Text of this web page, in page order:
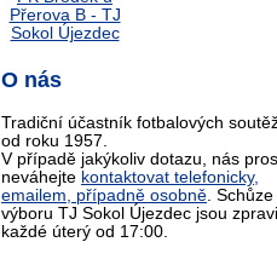
O nás
Tradiční účastník fotbalových
od roku 1957.
V případě jakýkoliv dotazu, nás
neváhejte kontaktovat telefonicky,
emailem, případně osobně. Schůze
výboru TJ Sokol Újezdec jsou
každé úterý od 17:00.